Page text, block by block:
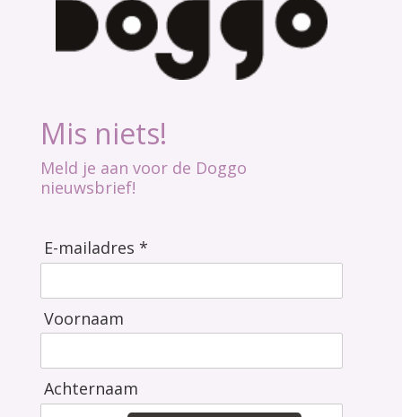
Mis niets!
Meld je aan voor de Doggo
nieuwsbrief!
E-mailadres *
Voornaam
Achternaam